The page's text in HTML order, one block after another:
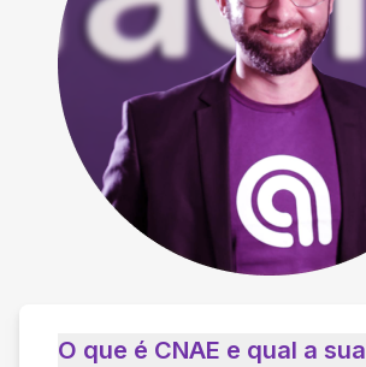
O que é CNAE e qual a sua